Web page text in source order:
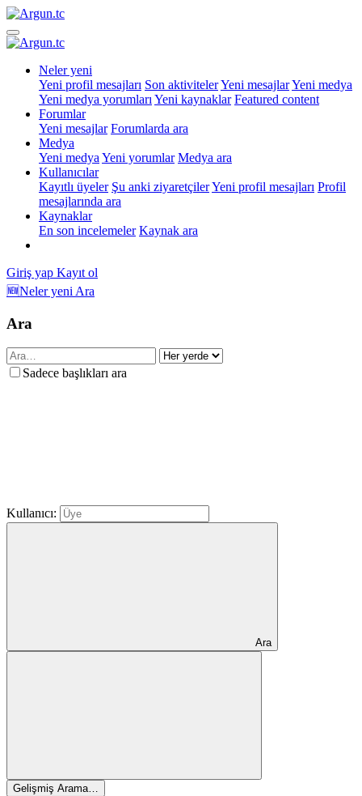
Neler yeni
Yeni profil mesajları Son aktivitelerYeni mesajlarYeni medya
Yeni medya yorumları Yeni kaynaklar Featured content
Forumlar
Yeni mesajlar Forumlarda ara
Medya
Yeni medya Yeni yorumlar Medya ara
Kullanıcılar
Kayıtlı üyeler Şu anki ziyaretçilerYeni profil mesajları Profil
mesajlarında ara
Kaynaklar
En son incelemeler Kaynak ara
Giriş yap Kayıt ol
🆕Neler yeni Ara
Ara
Sadece başlıkları ara
Kullanıcı:
Ara
Gelişmiş Arama…